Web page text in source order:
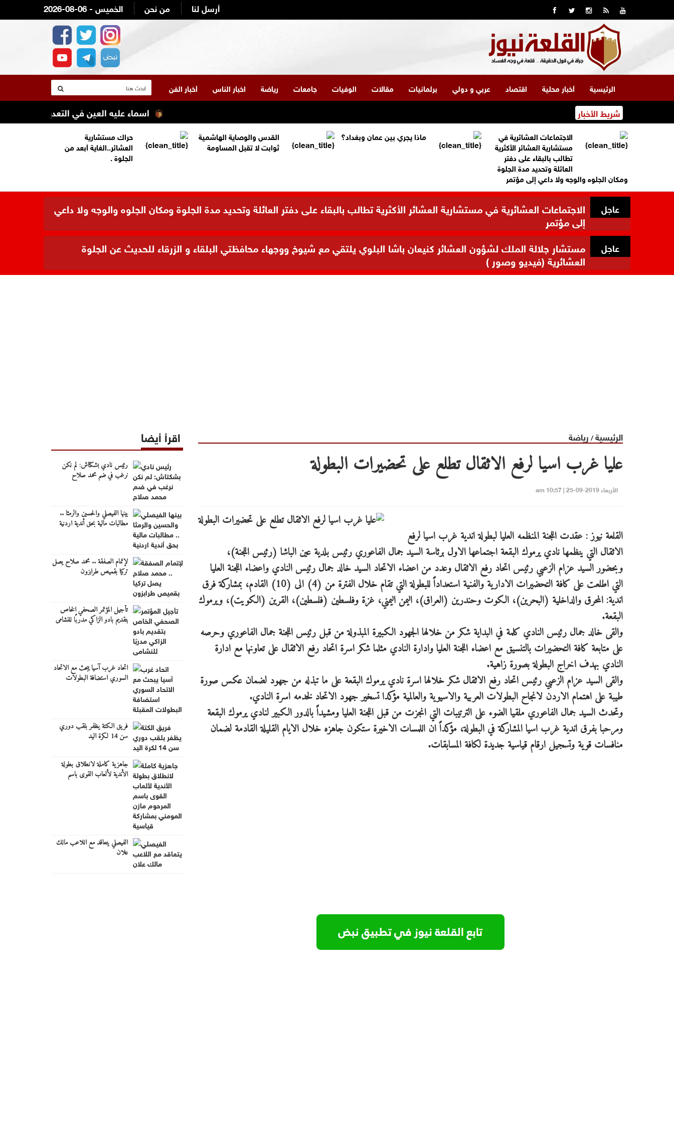
2026-08-06 - الخميس من نحن أرسل لنا
الرئيسية أخبار محلية اقتصاد عربي و دولي برلمانيات مقالات الوفيات جامعات رياضة اخبار الناس أخبار الفن
شريط الأخبار اسماء عليه العين في التعديل الوزاري
الاجتماعات العشائرية في
مستشارية العشائر الأكثرية
تطالب بالبقاء على دفتر
العائلة وتحديد مدة الجلوة
ومكان الجلوه والوجه ولا داعي إلى مؤتمر
ماذا يجري بين عمان وبغداد؟
القدس والوصاية الهاشمية
ثوابت لا تقبل المساومة
حراك مستشارية
العشائر..الغاية أبعد من
الجلوة .
عاجل الاجتماعات العشائرية في مستشارية العشائر الأكثرية تطالب بالبقاء على دفتر العائلة وتحديد مدة الجلوة ومكان الجلوه والوجه ولا داعي
إلى مؤتمر
عاجل مستشار جلالة الملك لشؤون العشائر كنيعان باشا البلوي يلتقي مع شيوخ ووجهاء محافظتي البلقاء و الزرقاء للحديث عن الجلوة
العشائرية (فيديو وصور )
الرئيسية/ رياضة
عليا غرب اسيا لرفع الاثقال تطلع على تحضيرات البطولة
الأربعاء 2019-09-25 | 10:57 am
القلعة نيوز : عقدت اللجنة المنظمه العليا لبطولة اندية غرب اسيا لرفع
الاثقال التي ينظمها نادي يرموك البقعة اجتماعها الاول برئاسة السيد جمال الفاعوري رئيس بلدية عين الباشا (رئيس اللجنة)،
وبحضور السيد عزام الزعبي رئيس اتحاد رفع الاثقال وعدد من اعضاء الاتحاد السيد خالد جمال رئيس النادي واعضاء اللجنة العليا
التي اطلعت على كافة التحضيرات الادارية والفنية استعداداً للبطولة التي تقام خلال الفترة من (4) الى (10) القادم، بمشاركة فرق
اندية: المحرق والداخلية (البحرين)، الكوت وحندرين (العراق)، اليمن اليمني، غزة وفلسطين (فلسطين)، القرين (الكويت)، ويرموك
البقعة.
والقى خالد جمال رئيس النادي كلمة في البداية شكر من خلالها الجهود الكبيرة المبذولة من قبل رئيس اللجنة جمال الفاعوري وحرصه
على متابعة كافة التحضيرات بالتنسيق مع اعضاء اللجنة العليا وادارة النادي مثلما شكر اسرة اتحاد رفع الاثقال على تعاونها مع ادارة
النادي بهدف اخراج البطولة بصورة زاهية.
والقى السيد عزام الزعبي رئيس اتحاد رفع الاثقال شكر خلالها اسرة نادي يرموك البقعة على ما تبذله من جهود لضمان عكس صورة
طيبة على اهتمام الاردن لانجاح البطولات العربية والاسيوية والعالمية مؤكدا تسخير جهود الاتحاد لخدمه اسرة النادي.
وتحدث السيد جمال الفاعوري ملقيا الضوء على الترتيبات التي انجزت من قبل اللجنة العليا ومشيداً بالدور الكبير لنادي يرموك البقعة
ومرحبا بفرق اندية غرب اسيا المشاركة في البطولة، مؤكداً ان اللمسات الاخيرة ستكون جاهزه خلال الايام القليلة القادمة لضمان
منافسات قوية وتسجيل ارقام قياسية جديدة لكافة المسابقات.
اقرأ أيضا
رئيس نادي بشكتاش: لم نكن
نرغب في ضم محمد صلاح
بينها الفيصلي والحسين والرمثا ..
مطالبات مالية بحق أندية اردنية
لإتمام الصفقة .. محمد صلاح يصل
تركيا بقميص طرابزون
تأجيل المؤتمر الصحفي الخاص
بتقديم بادو الزاكي مدربًا للنشامى
اتحاد غرب آسيا يبحث مع الاتحاد
السوري استضافة البطولات
فريق الكتة يظفر بلقب دوري
سن 14 لكرة اليد
جاهزية كاملة لانطلاق بطولة
الأندية لألعاب القوى باسم
الفيصلي يتعاقد مع اللاعب مالك
علان